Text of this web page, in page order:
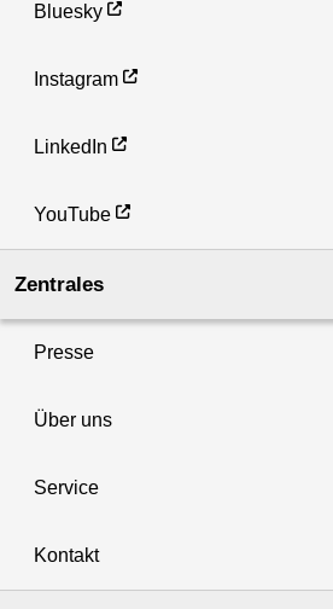
Bluesky
Instagram
LinkedIn
YouTube
Zentrales
Presse
Über uns
Service
Kontakt